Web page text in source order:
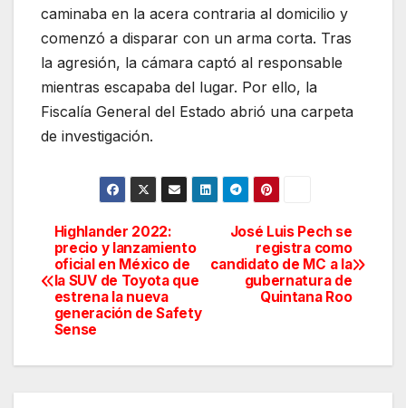
caminaba en la acera contraria al domicilio y
comenzó a disparar con un arma corta. Tras
la agresión, la cámara captó al responsable
mientras escapaba del lugar. Por ello, la
Fiscalía General del Estado abrió una carpeta
de investigación.
Navegación
de
entradas
José Luis Pech se
registra como
candidato de MC a la
gubernatura de
Quintana Roo
Highlander 2022:
precio y lanzamiento
oficial en México de
la SUV de Toyota que
estrena la nueva
generación de Safety
Sense